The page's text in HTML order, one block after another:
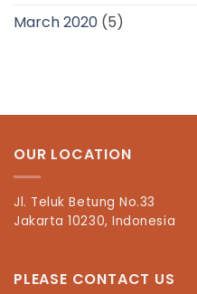
March 2020 (5)
OUR LOCATION
Jl. Teluk Betung No.33
Jakarta 10230, Indonesia
PLEASE CONTACT US